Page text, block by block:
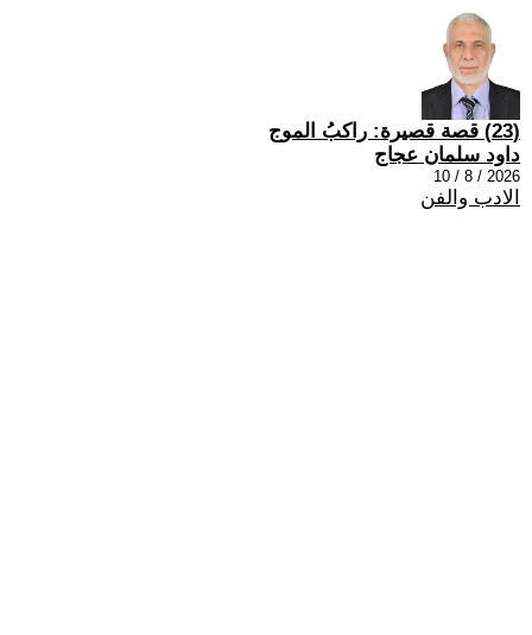
(23) قصة قصيرة: راكبُ الموج
داود سلمان عجاج
2026 / 8 / 10
الادب والفن